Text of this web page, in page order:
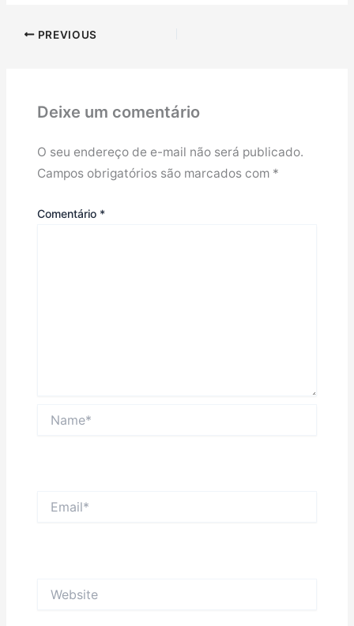
PREVIOUS
Deixe um comentário
O seu endereço de e-mail não será publicado.
Campos obrigatórios são marcados com *
Comentário *